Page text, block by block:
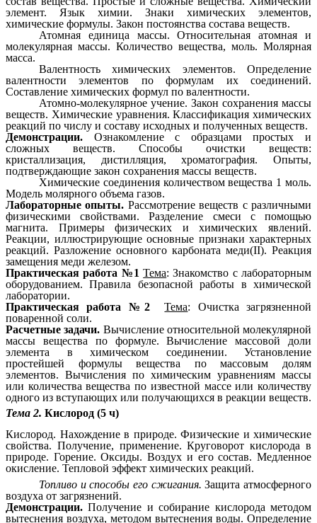
элемент. Язык химии. Знаки химических элементов,
химические формулы. Закон постоянства состава веществ.
Атомная единица массы. Относительная атомная и
молекулярная массы. Количество вещества, моль. Молярная
масса.
Валентность химических элементов. Определение
валентности элементов по формулам их соединений.
Составление химических формул по валентности.
Атомно-молекулярное учение. Закон сохранения массы
веществ. Химические уравнения. Классификация химических
реакций по числу и составу исходных и полученных веществ.
Демонстрации. Ознакомление с образцами простых и
сложных веществ. Способы очистки веществ:
кристаллизация, дистилляция, хроматография. Опыты,
подтверждающие закон сохранения массы веществ.
Химические соединения количеством вещества 1 моль.
Модель молярного объема газов.
Лабораторные опыты. Рассмотрение веществ с различными
физическими свойствами. Разделение смеси с помощью
магнита. Примеры физических и химических явлений.
Реакции, иллюстрирующие основные признаки характерных
реакций. Разложение основного карбоната меди(II). Реакция
замещения меди железом.
Практическая работа №1Тема: Знакомство с лабораторным
оборудованием. Правила безопасной работы в химической
лаборатории.
Практическая работа №2Тема: Очистка загрязненной
поваренной соли.
Расчетные задачи. Вычисление относительной молекулярной
массы вещества по формуле. Вычисление массовой доли
элемента в химическом соединении. Установление
простейшей формулы вещества по массовым долям
элементов. Вычисления по химическим уравнениям массы
или количества вещества по известной массе или количеству
одного из вступающих или получающихся в реакции веществ.
Тема 2. Кислород (5 ч)
Кислород. Нахождение в природе. Физические и химические
свойства. Получение, применение. Круговорот кислорода в
природе. Горение. Оксиды. Воздух и его состав. Медленное
окисление. Тепловой эффект химических реакций.
Топливо и способы его сжигания. Защита атмосферного
воздуха от загрязнений.
Демонстрации. Получение и собирание кислорода методом
вытеснения воздуха, методом вытеснения воды. Определение